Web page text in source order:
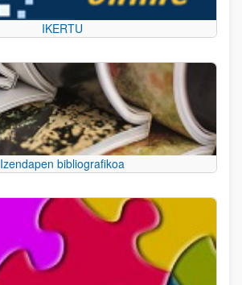
IKERTU
Izendapen bibliografikoa